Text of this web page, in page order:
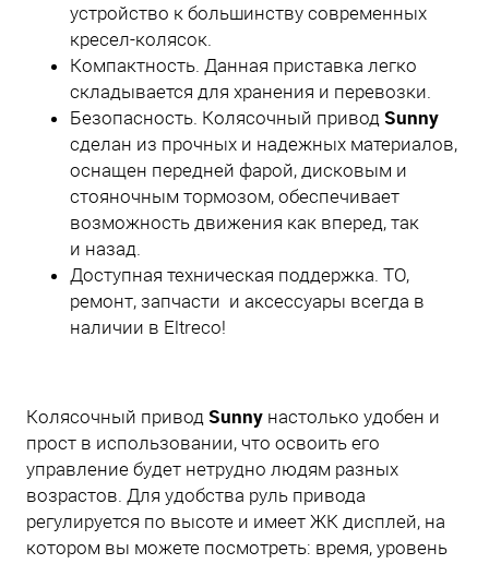
устройство к большинству современных
кресел-колясок.
Компактность. Данная приставка легко
складывается для хранения и перевозки.
Безопасность. Колясочный привод Sunny
сделан из прочных и надежных материалов,
оснащен передней фарой, дисковым и
стояночным тормозом, обеспечивает
возможность движения как вперед, так
и назад.
Доступная техническая поддержка. ТО,
ремонт, запчасти и аксессуары всегда в
наличии в Eltreco!
Колясочный привод Sunny настолько удобен и
прост в использовании, что освоить его
управление будет нетрудно людям разных
возрастов. Для удобства руль привода
регулируется по высоте и имеет ЖК дисплей, на
котором вы можете посмотреть: время, уровень